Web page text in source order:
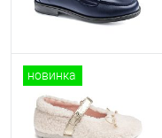
новинка